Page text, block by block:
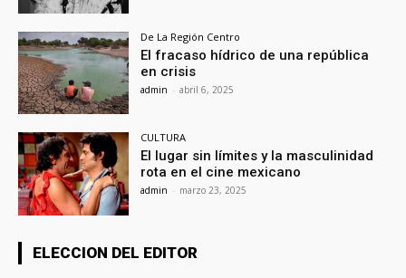
De La Región Centro
El fracaso hídrico de una república
en crisis
admin - abril 6, 2025
CULTURA
El lugar sin límites y la masculinidad
rota en el cine mexicano
admin - marzo 23, 2025
ELECCION DEL EDITOR